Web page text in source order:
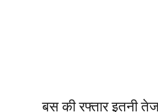
बस की रफ्तार इतनी